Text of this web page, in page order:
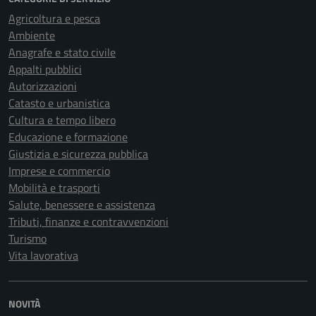
Agricoltura e pesca
Ambiente
Anagrafe e stato civile
Appalti pubblici
Autorizzazioni
Catasto e urbanistica
Cultura e tempo libero
Educazione e formazione
Giustizia e sicurezza pubblica
Imprese e commercio
Mobilità e trasporti
Salute, benessere e assistenza
Tributi, finanze e contravvenzioni
Turismo
Vita lavorativa
NOVITÀ